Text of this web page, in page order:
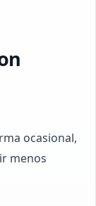
ocasional,
menos